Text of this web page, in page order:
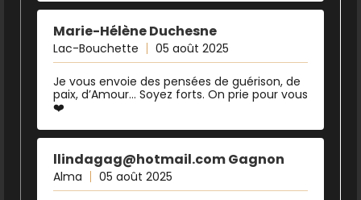
Marie-Hélène Duchesne
Lac-Bouchette 05 août 2025
Je vous envoie des pensées de guérison, de
paix, d’Amour… Soyez forts. On prie pour vous
❤️
llindagag@hotmail.com Gagnon
Alma 05 août 2025